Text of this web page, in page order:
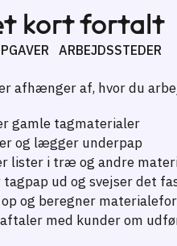
kort fortalt
ARBEJDSSTEDER
afhænger af, hvor du
gamle tagmaterialer
og lægger underpap
lister i træ og andre
tagpap ud og svejser det
og beregner
med kunder om